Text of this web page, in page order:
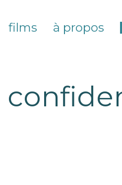
films à propos